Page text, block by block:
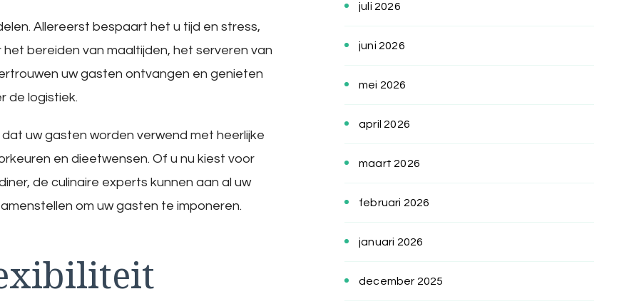
Allereerst bespaart het u tijd en stress,
bereiden van maaltijden, het serveren van
uw gasten ontvangen en genieten
de logistiek.
uw gasten worden verwend met heerlijke
en dieetwensen. Of u nu kiest voor
de culinaire experts kunnen aan al uw
om uw gasten te imponeren.
juli 2026
juni 2026
mei 2026
april 2026
maart 2026
februari 2026
januari 2026
december 2025